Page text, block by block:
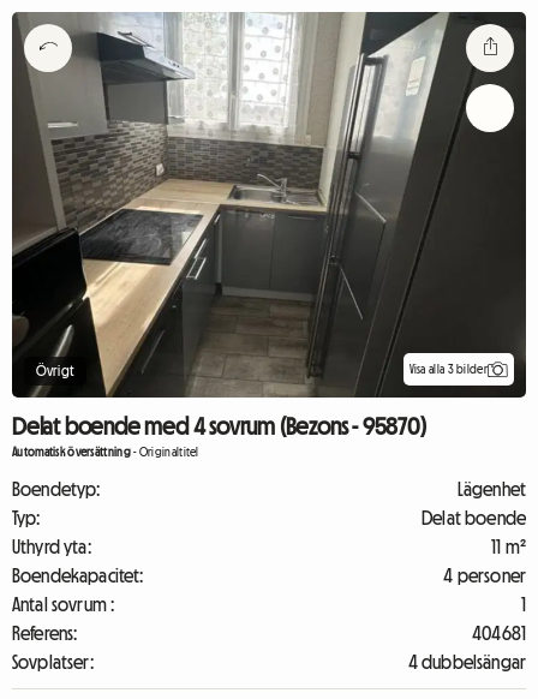
Övrigt Visa alla 3 bilder
Delat boende med 4 sovrum (Bezons - 95870)
Automatisk översättning-Originaltitel
Boendetyp:
Lägenhet
Typ:
Delat boende
Uthyrd yta:
11 m²
Boendekapacitet:
4 personer
Antal sovrum :
1
Referens:
404681
Sovplatser:
4 dubbelsängar